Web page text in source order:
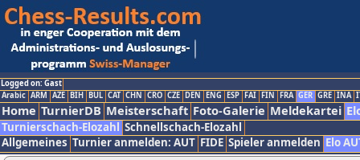
Logged on: Gast
Arabic ARM AZE BIH BUL CAT CHN CRO CZE DEN ENG ESP FAI FIN FRA GER GRE INA
Home TurnierDB Meisterschaft Foto-Galerie Meldekartei
Turnierschach-Elozahl Schnellschach-Elozahl
Allgemeines Turnier anmelden: AUT FIDE Spieler anmelden Elo